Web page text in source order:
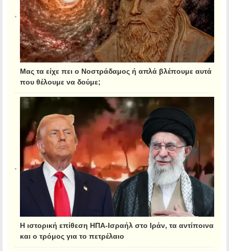
Μας τα είχε πει ο Νοστράδαμος ή απλά βλέπουμε αυτά
που θέλουμε να δούμε;
Η ιστορική επίθεση ΗΠΑ-Ισραήλ στο Ιράν, τα αντίποινα
και ο τρόμος για το πετρέλαιο